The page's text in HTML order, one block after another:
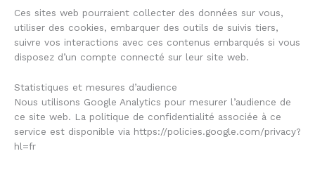
Ces sites web pourraient collecter des données sur vous,
utiliser des cookies, embarquer des outils de suivis tiers,
suivre vos interactions avec ces contenus embarqués si vous
disposez d’un compte connecté sur leur site web.
Statistiques et mesures d’audience
Nous utilisons Google Analytics pour mesurer l’audience de
ce site web. La politique de confidentialité associée à ce
service est disponible via https://policies.google.com/privacy?
hl=fr